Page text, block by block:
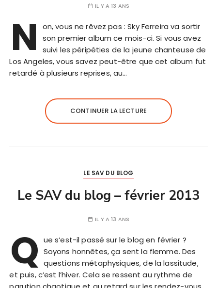
IL Y A 13 ANS
N
on, vous ne rêvez pas : Sky Ferreira va sortir
son premier album ce mois-ci. Si vous avez
suivi les péripéties de la jeune chanteuse de
Los Angeles, vous savez peut-être que cet album fut
retardé à plusieurs reprises, au…
CONTINUER LA LECTURE
LE SAV DU BLOG
Le SAV du blog – février 2013
IL Y A 13 ANS
Q ue s’est-il passé sur le blog en février ?
Soyons honnêtes, ça sent la flemme. Des
questions métaphysiques, de la lassitude,
et puis, c’est l’hiver. Cela se ressent au rythme de